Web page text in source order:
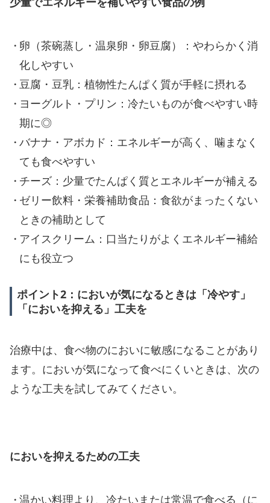
卵（茶碗蒸し・温泉卵・卵豆腐）：やわらかく消
化しやすい
豆腐・豆乳：植物性たんぱく質が手軽に摂れる
ヨーグルト・プリン：冷たいものが食べやすい時
期に◎
バナナ・アボカド：エネルギーが高く、噛まなく
ても食べやすい
チーズ：少量でたんぱく質とエネルギーが補える
ゼリー飲料・栄養補助食品：食欲がまったくない
ときの補助として
アイスクリーム：口当たりがよくエネルギー補給
にも役立つ
ポイント2：においが気になるときは「冷やす」
「においを抑える」工夫を
治療中は、食べ物のにおいに敏感になることがあり
ます。においが気になって食べにくいときは、次の
ような工夫を試してみてください。
においを抑えるための工夫
温かい料理より、冷たいまたは常温で食べる（に